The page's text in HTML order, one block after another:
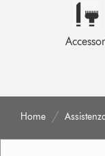
Home